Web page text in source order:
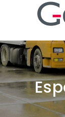
LE GEIQ
ESPACE
ESPACE